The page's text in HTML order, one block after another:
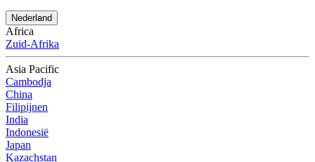
Nederland
Africa
Zuid-Afrika
Asia Pacific
Cambodja
China
Filipijnen
India
Indonesië
Japan
Kazachstan